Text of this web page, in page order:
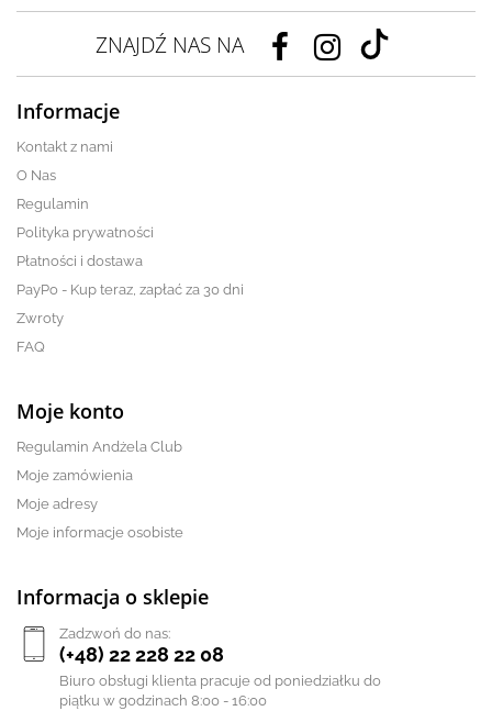
ZNAJDŹ NAS NA
Informacje
Kontakt z nami
O Nas
Regulamin
Polityka prywatności
Płatności i dostawa
PayPo - Kup teraz, zapłać za 30 dni
Zwroty
FAQ
Moje konto
Regulamin Andżela Club
Moje zamówienia
Moje adresy
Moje informacje osobiste
Informacja o sklepie
Zadzwoń do nas:
(+48) 22 228 22 08
Biuro obsługi klienta pracuje od poniedziałku do
piątku w godzinach 8:00 - 16:00